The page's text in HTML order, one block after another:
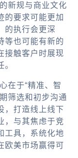
新规与商业文化
的要求可能更加
的执行会更深
等也可能有新的
接触客户时展现
在于“精准、智
筛选和初步沟通
，打造线上线下
，与其焦虑于竞
工具，系统化地
欧美市场赢得可